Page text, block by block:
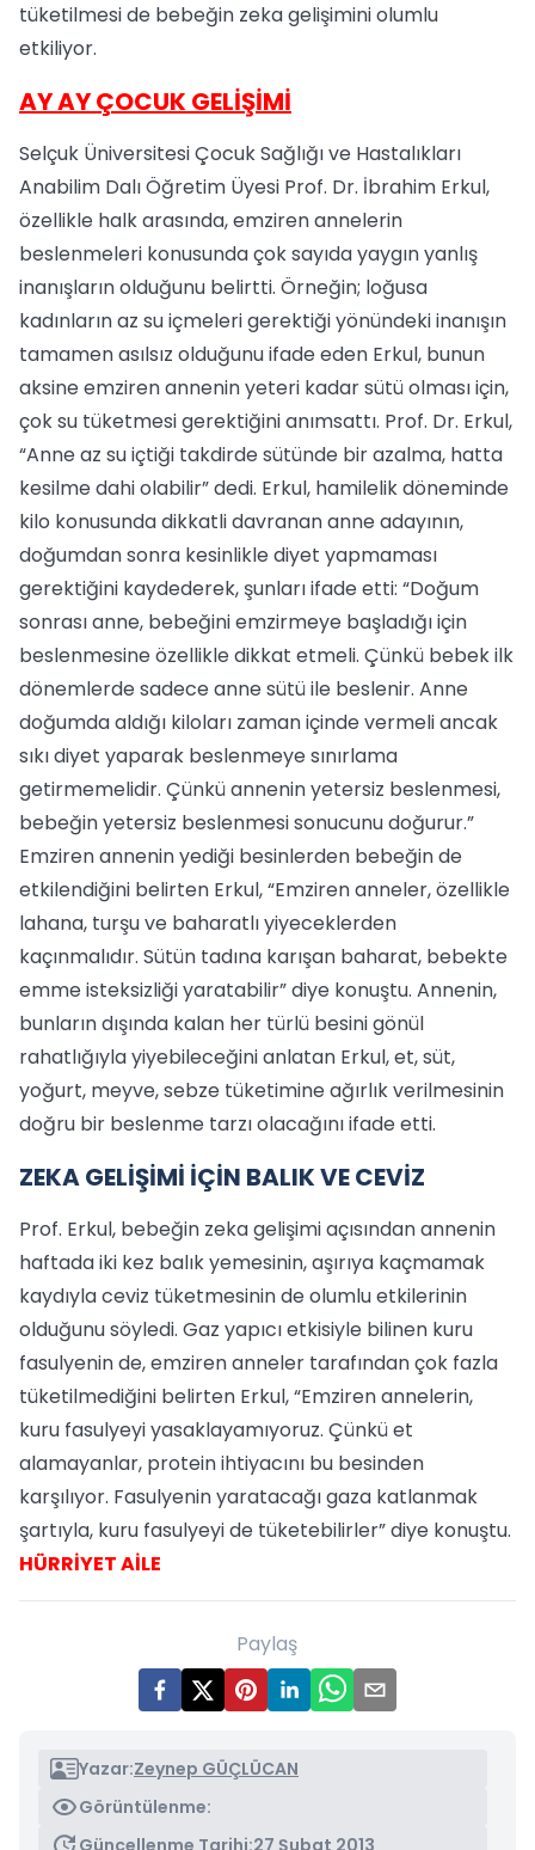
tüketilmesi de bebeğin zeka gelişimini olumlu
etkiliyor.
AY AY ÇOCUK GELİŞİMİ
Selçuk Üniversitesi Çocuk Sağlığı ve Hastalıkları
Anabilim Dalı Öğretim Üyesi Prof. Dr. İbrahim Erkul,
özellikle halk arasında, emziren annelerin
beslenmeleri konusunda çok sayıda yaygın yanlış
inanışların olduğunu belirtti. Örneğin; loğusa
kadınların az su içmeleri gerektiği yönündeki inanışın
tamamen asılsız olduğunu ifade eden Erkul, bunun
aksine emziren annenin yeteri kadar sütü olması için,
çok su tüketmesi gerektiğini anımsattı. Prof. Dr. Erkul,
“Anne az su içtiği takdirde sütünde bir azalma, hatta
kesilme dahi olabilir” dedi. Erkul, hamilelik döneminde
kilo konusunda dikkatli davranan anne adayının,
doğumdan sonra kesinlikle diyet yapmaması
gerektiğini kaydederek, şunları ifade etti: “Doğum
sonrası anne, bebeğini emzirmeye başladığı için
beslenmesine özellikle dikkat etmeli. Çünkü bebek ilk
dönemlerde sadece anne sütü ile beslenir. Anne
doğumda aldığı kiloları zaman içinde vermeli ancak
sıkı diyet yaparak beslenmeye sınırlama
getirmemelidir. Çünkü annenin yetersiz beslenmesi,
bebeğin yetersiz beslenmesi sonucunu doğurur.”
Emziren annenin yediği besinlerden bebeğin de
etkilendiğini belirten Erkul, “Emziren anneler, özellikle
lahana, turşu ve baharatlı yiyeceklerden
kaçınmalıdır. Sütün tadına karışan baharat, bebekte
emme isteksizliği yaratabilir” diye konuştu. Annenin,
bunların dışında kalan her türlü besini gönül
rahatlığıyla yiyebileceğini anlatan Erkul, et, süt,
yoğurt, meyve, sebze tüketimine ağırlık verilmesinin
doğru bir beslenme tarzı olacağını ifade etti.
ZEKA GELİŞİMİ İÇİN BALIK VE CEVİZ
Prof. Erkul, bebeğin zeka gelişimi açısından annenin
haftada iki kez balık yemesinin, aşırıya kaçmamak
kaydıyla ceviz tüketmesinin de olumlu etkilerinin
olduğunu söyledi. Gaz yapıcı etkisiyle bilinen kuru
fasulyenin de, emziren anneler tarafından çok fazla
tüketilmediğini belirten Erkul, “Emziren annelerin,
kuru fasulyeyi yasaklayamıyoruz. Çünkü et
alamayanlar, protein ihtiyacını bu besinden
karşılıyor. Fasulyenin yaratacağı gaza katlanmak
şartıyla, kuru fasulyeyi de tüketebilirler” diye konuştu.
HÜRRİYET AİLE
Paylaş
Yazar:Zeynep GÜÇLÜCAN
Görüntülenme:
Güncellenme Tarihi:27 Şubat 2013